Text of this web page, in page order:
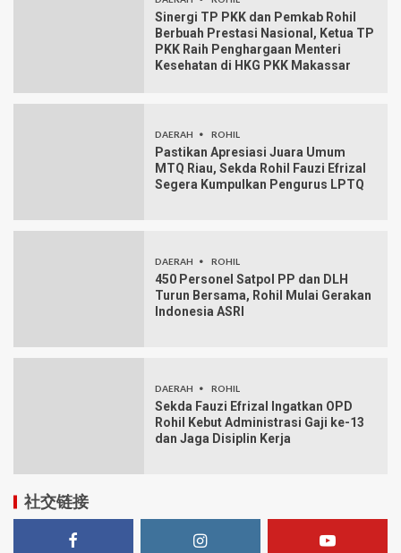
Sinergi TP PKK dan Pemkab Rohil
Berbuah Prestasi Nasional, Ketua TP
PKK Raih Penghargaan Menteri
Kesehatan di HKG PKK Makassar
DAERAH ROHIL
Pastikan Apresiasi Juara Umum
MTQ Riau, Sekda Rohil Fauzi Efrizal
Segera Kumpulkan Pengurus LPTQ
DAERAH ROHIL
450 Personel Satpol PP dan DLH
Turun Bersama, Rohil Mulai Gerakan
Indonesia ASRI
DAERAH ROHIL
Sekda Fauzi Efrizal Ingatkan OPD
Rohil Kebut Administrasi Gaji ke-13
dan Jaga Disiplin Kerja
社交链接